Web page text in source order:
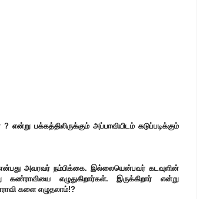
பக்கத்திலிருக்கும் அப்பாவியிடம் கடுப்படிக்கும்
என்பது அவரவர் நம்பிக்கை. இல்லையென்பவர் கடவுளின்
எழுதுகிறார்கள். இருக்கிறார் என்று
களை எழுதலாம்!?